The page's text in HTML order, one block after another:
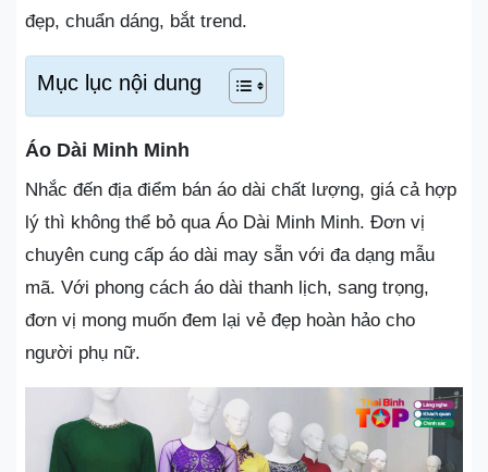
đẹp, chuẩn dáng, bắt trend.
Mục lục nội dung
Áo Dài Minh Minh
Nhắc đến địa điểm bán áo dài chất lượng, giá cả hợp
lý thì không thể bỏ qua Áo Dài Minh Minh. Đơn vị
chuyên cung cấp áo dài may sẵn với đa dạng mẫu
mã. Với phong cách áo dài thanh lịch, sang trọng,
đơn vị mong muốn đem lại vẻ đẹp hoàn hảo cho
người phụ nữ.